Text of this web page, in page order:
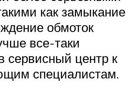
как замыкание
обмоток
все-таки
сервисный центр к
специалистам.